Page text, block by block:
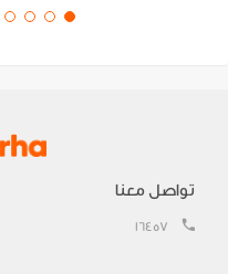
تواصل معنا
16457